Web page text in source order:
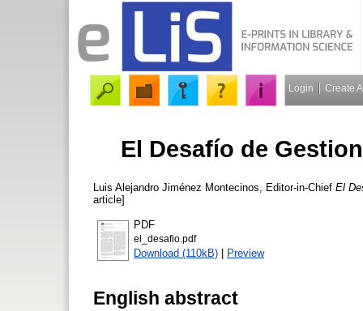
Login Create
El Desafío de
Luis Alejandro Jiménez Montecinos, Editor-in-Chief El
article]
PDF
el_desafio.pdf
Download (110kB) | Preview
English abstract